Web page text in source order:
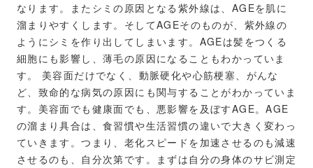
なります。またシミの原因となる紫外線は、AGEを肌に
溜まりやすくします。そしてAGEそのものが、紫外線の
ようにシミを作り出してしまいます。AGEは髪をつくる
細胞にも影響し、薄毛の原因になることもわかっていま
す。 美容面だけでなく、動脈硬化や心筋梗塞、がんな
ど、致命的な病気の原因にも関与することがわかっていま
す。美容面でも健康面でも、悪影響を及ぼすAGE。AGE
の溜まり具合は、食習慣や生活習慣の違いで大きく変わっ
ていきます。つまり、老化スピードを加速させるのも減速
させるのも、自分次第です。まずは自分の身体のサビ測定